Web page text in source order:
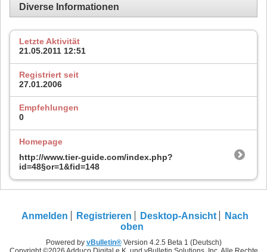
Diverse Informationen
Letzte Aktivität
21.05.2011 12:51
Registriert seit
27.01.2006
Empfehlungen
0
Homepage
http://www.tier-guide.com/index.php?
id=48§or=1&fid=148
Anmelden Registrieren Desktop-Ansicht
Nach
oben
Powered by vBulletin®Version 4.2.5 Beta 1 (Deutsch)